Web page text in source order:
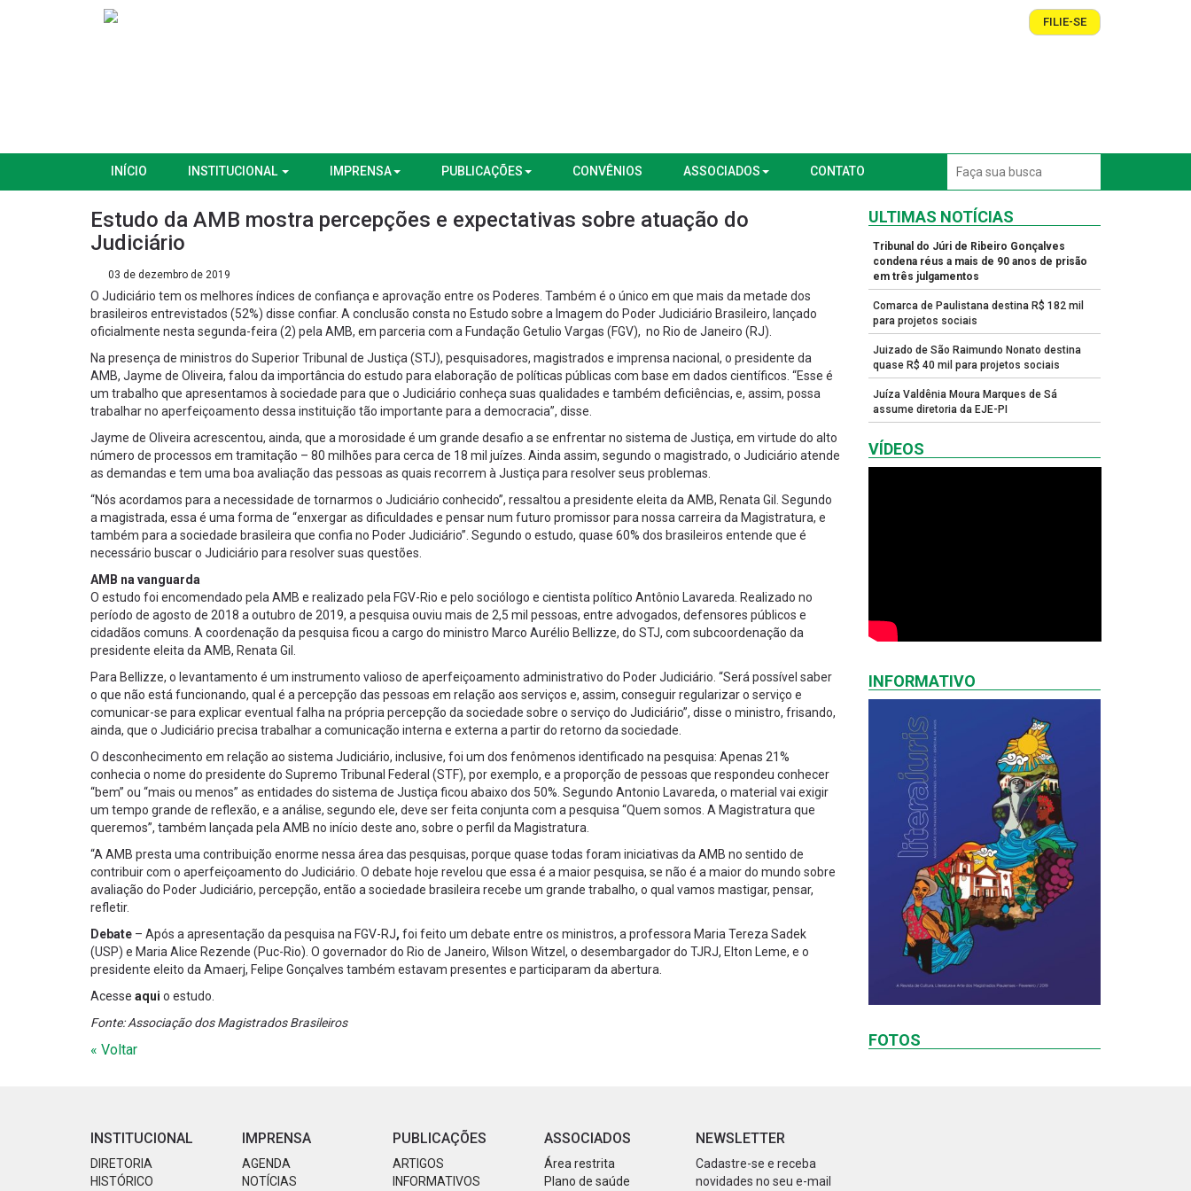
FILIE-SE
INÍCIO INSTITUCIONAL IMPRENSA PUBLICAÇÕES CONVÊNIOS ASSOCIADOS CONTATO
Estudo da AMB mostra percepções e expectativas sobre atuação do
Judiciário
03 de dezembro de 2019
O Judiciário tem os melhores índices de confiança e aprovação entre os Poderes. Também é o único em que mais da metade dos
brasileiros entrevistados (52%) disse confiar. A conclusão consta no Estudo sobre a Imagem do Poder Judiciário Brasileiro, lançado
oficialmente nesta segunda-feira (2) pela AMB, em parceria com a Fundação Getulio Vargas (FGV), no Rio de Janeiro (RJ).
Na presença de ministros do Superior Tribunal de Justiça (STJ), pesquisadores, magistrados e imprensa nacional, o presidente da
AMB, Jayme de Oliveira, falou da importância do estudo para elaboração de políticas públicas com base em dados científicos. “Esse é
um trabalho que apresentamos à sociedade para que o Judiciário conheça suas qualidades e também deficiências, e, assim, possa
trabalhar no aperfeiçoamento dessa instituição tão importante para a democracia”, disse.
Jayme de Oliveira acrescentou, ainda, que a morosidade é um grande desafio a se enfrentar no sistema de Justiça, em virtude do alto
número de processos em tramitação – 80 milhões para cerca de 18 mil juízes. Ainda assim, segundo o magistrado, o Judiciário atende
as demandas e tem uma boa avaliação das pessoas as quais recorrem à Justiça para resolver seus problemas.
“Nós acordamos para a necessidade de tornarmos o Judiciário conhecido”, ressaltou a presidente eleita da AMB, Renata Gil. Segundo
a magistrada, essa é uma forma de “enxergar as dificuldades e pensar num futuro promissor para nossa carreira da Magistratura, e
também para a sociedade brasileira que confia no Poder Judiciário”. Segundo o estudo, quase 60% dos brasileiros entende que é
necessário buscar o Judiciário para resolver suas questões.
AMB na vanguarda
O estudo foi encomendado pela AMB e realizado pela FGV-Rio e pelo sociólogo e cientista político Antônio Lavareda. Realizado no
período de agosto de 2018 a outubro de 2019, a pesquisa ouviu mais de 2,5 mil pessoas, entre advogados, defensores públicos e
cidadãos comuns. A coordenação da pesquisa ficou a cargo do ministro Marco Aurélio Bellizze, do STJ, com subcoordenação da
presidente eleita da AMB, Renata Gil.
Para Bellizze, o levantamento é um instrumento valioso de aperfeiçoamento administrativo do Poder Judiciário. “Será possível saber
o que não está funcionando, qual é a percepção das pessoas em relação aos serviços e, assim, conseguir regularizar o serviço e
comunicar-se para explicar eventual falha na própria percepção da sociedade sobre o serviço do Judiciário”, disse o ministro, frisando,
ainda, que o Judiciário precisa trabalhar a comunicação interna e externa a partir do retorno da sociedade.
O desconhecimento em relação ao sistema Judiciário, inclusive, foi um dos fenômenos identificado na pesquisa: Apenas 21%
conhecia o nome do presidente do Supremo Tribunal Federal (STF), por exemplo, e a proporção de pessoas que respondeu conhecer
“bem” ou “mais ou menos” as entidades do sistema de Justiça ficou abaixo dos 50%. Segundo Antonio Lavareda, o material vai exigir
um tempo grande de reflexão, e a análise, segundo ele, deve ser feita conjunta com a pesquisa “Quem somos. A Magistratura que
queremos”, também lançada pela AMB no início deste ano, sobre o perfil da Magistratura.
“A AMB presta uma contribuição enorme nessa área das pesquisas, porque quase todas foram iniciativas da AMB no sentido de
contribuir com o aperfeiçoamento do Judiciário. O debate hoje revelou que essa é a maior pesquisa, se não é a maior do mundo sobre
avaliação do Poder Judiciário, percepção, então a sociedade brasileira recebe um grande trabalho, o qual vamos mastigar, pensar,
refletir.
Debate – Após a apresentação da pesquisa na FGV-RJ, foi feito um debate entre os ministros, a professora Maria Tereza Sadek
(USP) e Maria Alice Rezende (Puc-Rio). O governador do Rio de Janeiro, Wilson Witzel, o desembargador do TJRJ, Elton Leme, e o
presidente eleito da Amaerj, Felipe Gonçalves também estavam presentes e participaram da abertura.
Acesse aqui o estudo.
Fonte: Associação dos Magistrados Brasileiros
« Voltar
ULTIMAS NOTÍCIAS
Tribunal do Júri de Ribeiro Gonçalves
condena réus a mais de 90 anos de prisão
em três julgamentos
Comarca de Paulistana destina R$ 182 mil
para projetos sociais
Juizado de São Raimundo Nonato destina
quase R$ 40 mil para projetos sociais
Juíza Valdênia Moura Marques de Sá
assume diretoria da EJE-PI
VÍDEOS
INFORMATIVO
FOTOS
INSTITUCIONAL
DIRETORIA
HISTÓRICO
IMPRENSA
AGENDA
NOTÍCIAS
PUBLICAÇÕES
ARTIGOS
INFORMATIVOS
ASSOCIADOS
Área restrita
Plano de saúde
NEWSLETTER
Cadastre-se e receba
novidades no seu e-mail